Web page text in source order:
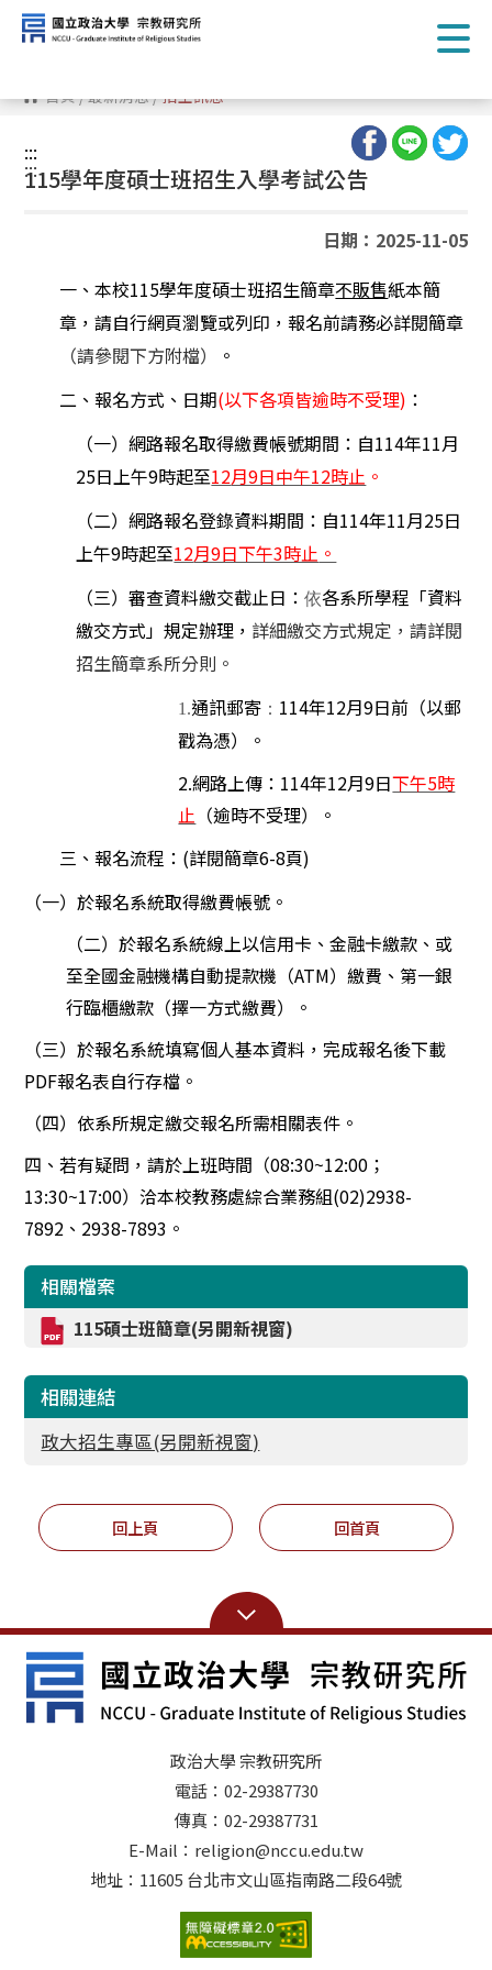
跳
到
主
容 首頁/最新消息/招生訊息
:::
:::
115學年度碩士班招生入學考試公告
日期：2025-11-05
一、本校115學年度碩士班招生簡章不販售紙本簡
章，請自行網頁瀏覽或列印，報名前請務必詳閱簡章
（請參閱下方附檔）
。
二、報名方式、日期(以下各項皆逾時不受理) ：
（一）網路報名取得繳費帳號期間：自114年11月
25日上午9時起至12月9日中午12時止 。
（二）網路報名登錄資料期間：自114年11月25日
上午9時起至12月9日下午3時止 。
（三）審查資料繳交截止日：依各系所學程「資料
繳交方式」規定辦理， 詳細繳交方式規定，請詳閱
招生簡章系所分則。
1.通訊郵寄 ： 114年12月9日前（以郵
戳為憑）。
2.網路上傳：114年12月9日下午5時
止 （逾時不受理）。
三、報名流程：(詳閱簡章6-8頁)
（一）於報名系統取得繳費帳號。
（二）於報名系統線上以信用卡、金融卡繳款、或
至全國金融機構自動提款機（ATM）繳費、第一銀
行臨櫃繳款（擇一方式繳費）。
（三）於報名系統填寫個人基本資料，完成報名後下載
PDF報名表自行存檔。
（四）依系所規定繳交報名所需相關表件。
四、若有疑問，請於上班時間（08:30~12:00；
13:30~17:00）洽本校教務處綜合業務組(02)2938-
7892、2938-7893。
相關檔案
115碩士班簡章(另開新視窗)
相關連結
政大招生專區(另開新視窗)
回上頁 回首頁
政治大學 宗教研究所
電話：02-29387730
傳真：02-29387731
E-Mail：religion@nccu.edu.tw
地址：11605 台北市文山區指南路二段64號